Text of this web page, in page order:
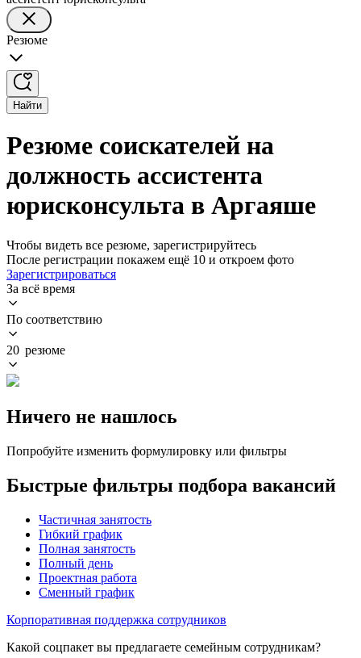
Резюме
Найти
Резюме соискателей на
должность ассистента
юрисконсульта в Аргаяше
Чтобы видеть все резюме, зарегистрируйтесь
После регистрации покажем ещё 10 и откроем фото
Зарегистрироваться
За всё время
По соответствию
20 резюме
Ничего не нашлось
Попробуйте изменить формулировку или фильтры
Быстрые фильтры подбора вакансий
Частичная занятость
Гибкий график
Полная занятость
Полный день
Проектная работа
Сменный график
Корпоративная поддержка сотрудников
Какой соцпакет вы предлагаете семейным сотрудникам?